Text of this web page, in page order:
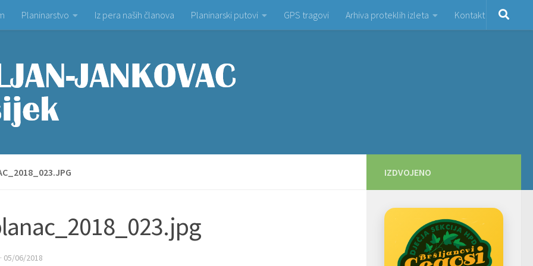
Planinarstvo Iz pera naših članova Planinarski putovi GPS tragovi Arhiva proteklih izleta Kontakt
· 05/06/2018
IZDVOJENO